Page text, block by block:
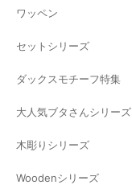
ワッペン
セットシリーズ
ダックスモチーフ特集
大人気ブタさんシリーズ
木彫りシリーズ
Woodenシリーズ